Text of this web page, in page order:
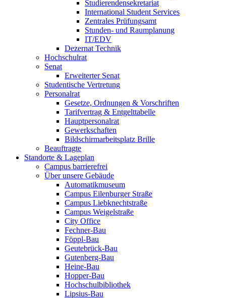
Studierendensekretariat
International Student Services
Zentrales Prüfungsamt
Stunden- und Raumplanung
IT/EDV
Dezernat Technik
Hochschulrat
Senat
Erweiterter Senat
Studentische Vertretung
Personalrat
Gesetze, Ordnungen & Vorschriften
Tarifvertrag & Entgelttabelle
Hauptpersonalrat
Gewerkschaften
Bildschirmarbeitsplatz Brille
Beauftragte
Standorte & Lageplan
Campus barrierefrei
Über unsere Gebäude
Automatikmuseum
Campus Eilenburger Straße
Campus Liebknechtstraße
Campus Weigelstraße
City Office
Fechner-Bau
Föppl-Bau
Geutebrück-Bau
Gutenberg-Bau
Heine-Bau
Hopper-Bau
Hochschulbibliothek
Lipsius-Bau